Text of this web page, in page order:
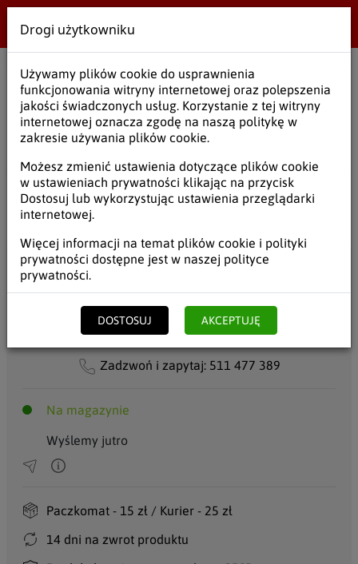
Wielobranżowe
Nóż plastikowy A100
SKU:NOZFO001
7,15 brutto / KPL zł netto
Na magazynie
Wyślemy jutro
Paczkomat - 15 zł / Kurier - 25 zł
14 dni na zwrot produktu
Kupujesz1 zł = zł
KPL DO KOSZYKA
Zadzwoń i zapytaj: 511 477 389
Drogi użytkowniku
Używamy plików cookie do usprawnienia
funkcjonowania witryny internetowej oraz polepszenia
jakości świadczonych usług. Korzystanie z tej witryny
internetowej oznacza zgodę na naszą politykę w
zakresie używania plików cookie.
Możesz zmienić ustawienia dotyczące plików cookie
w ustawieniach prywatności klikając na przycisk
Dostosuj lub wykorzystując ustawienia przeglądarki
internetowej.
Więcej informacji na temat plików cookie i polityki
prywatności dostępne jest w naszej polityce
prywatności.
DOSTOSUJ AKCEPTUJĘ